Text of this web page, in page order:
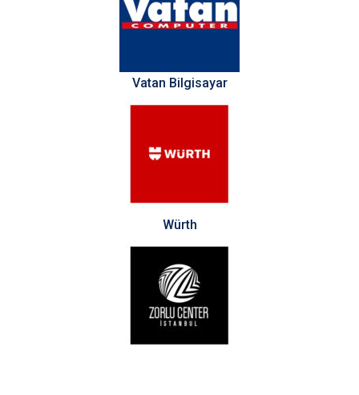
Vatan Bilgisayar
Würth